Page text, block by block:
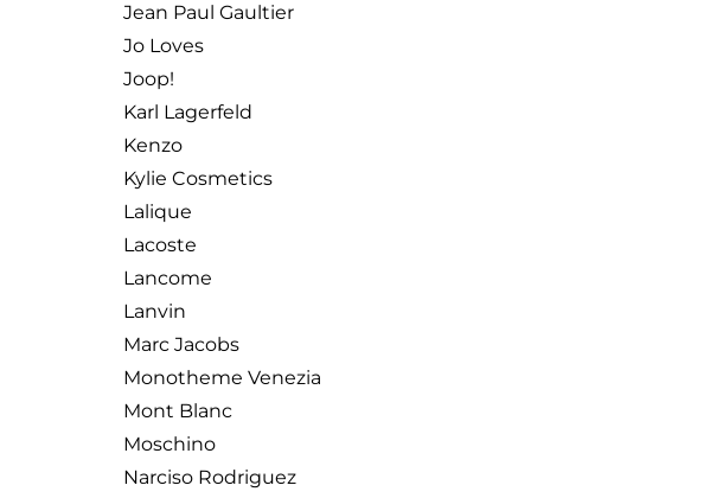
Jean Paul Gaultier
Jo Loves
Joop!
Karl Lagerfeld
Kenzo
Kylie Cosmetics
Lalique
Lacoste
Lancome
Lanvin
Marc Jacobs
Monotheme Venezia
Mont Blanc
Moschino
Narciso Rodriguez